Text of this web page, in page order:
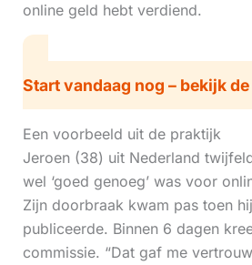
online geld hebt verdiend.
Start vandaag nog – bekijk
Een voorbeeld uit de praktijk
Jeroen (38) uit Nederland
wel ‘goed genoeg’ was voor
Zijn doorbraak kwam pas toen
publiceerde. Binnen 6 dagen
commissie. “Dat gaf me